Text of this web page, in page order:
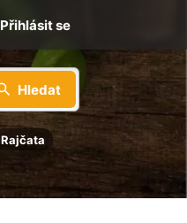
Hledat
Rajčata
Přihlásit se